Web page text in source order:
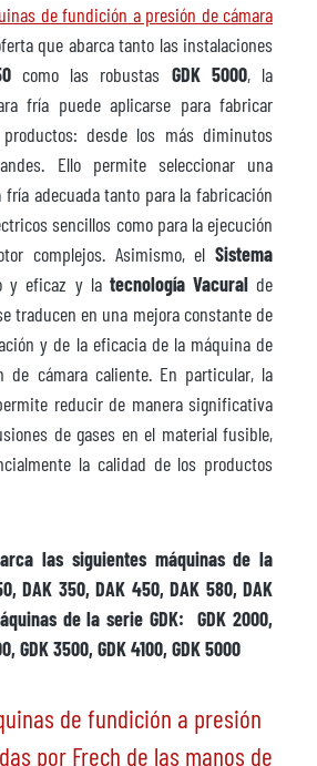
de fundición a presión de cámara
que abarca tanto las instalaciones
como las robustas GDK 5000, la
fría puede aplicarse para fabricar
desde los más diminutos
Ello permite seleccionar una
fría adecuada tanto para la fabricación
sencillos como para la ejecución
complejos. Asimismo, el Sistema
y eficaz y la tecnología Vacuralde
traducen en una mejora constante de
y de la eficacia de la máquina de
de cámara caliente. En particular, la
reducir de manera significativa
de gases en el material fusible,
la calidad de los productos
las siguientes máquinas de la
DAK 350, DAK 450, DAK 580, DAK
de la serie GDK: GDK 2000,
GDK 3500, GDK 4100, GDK 5000
de fundición a presión
por Frech de las manos de